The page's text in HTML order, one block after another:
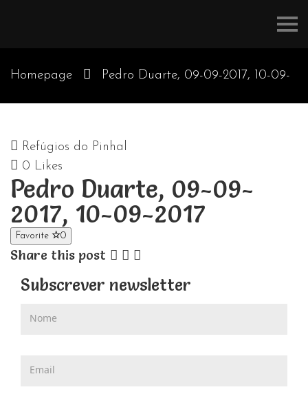
Homepage Pedro Duarte, 09-09-2017, 10-09-
Refúgios do Pinhal
0 Likes
Pedro Duarte, 09-09-
2017, 10-09-2017
Favorite 0
Share this post
Subscrever newsletter